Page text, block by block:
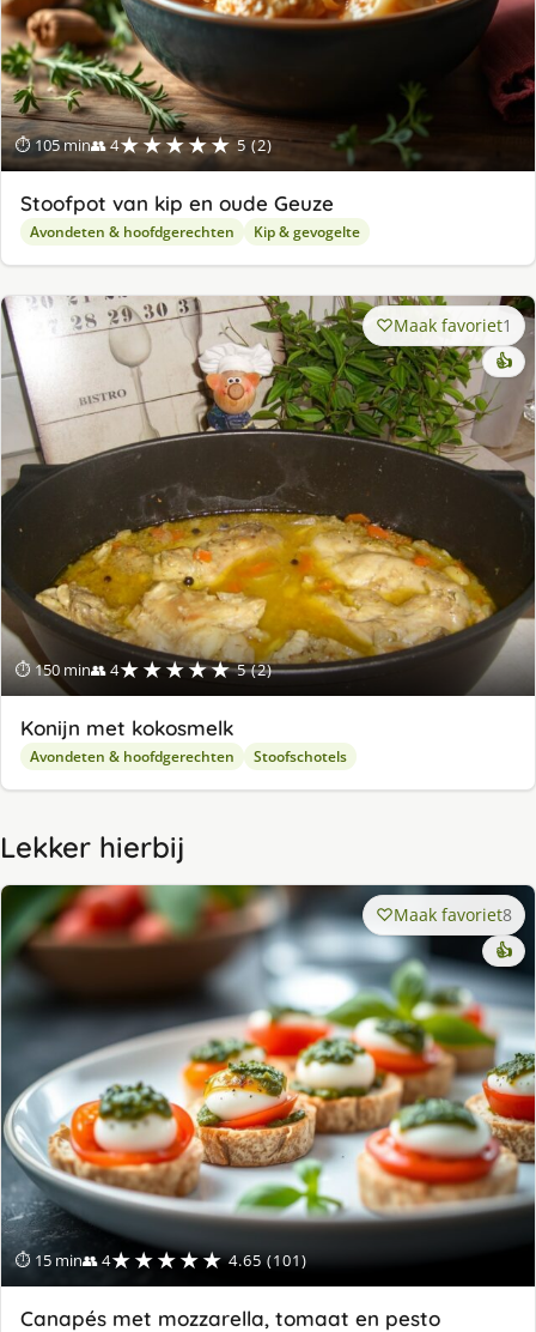
⏱ 105 min👥 4★★★★★ 5 (2)
Stoofpot van kip en oude Geuze
Avondeten & hoofdgerechten Kip & gevogelte
⏱ 150 min👥 4★★★★★ 5 (2)
Maak favoriet1
👍
Konijn met kokosmelk
Avondeten & hoofdgerechten Stoofschotels
Lekker hierbij
⏱ 15 min👥 4★★★★★ 4.65 (101)
Maak favoriet8
👍
Canapés met mozzarella, tomaat en pesto